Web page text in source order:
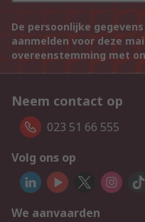
De persoonlijke
aanmelden voor deze
overeenstemming met
Neem contact op
023 51 66 555
Volg ons op
We aanvaarden